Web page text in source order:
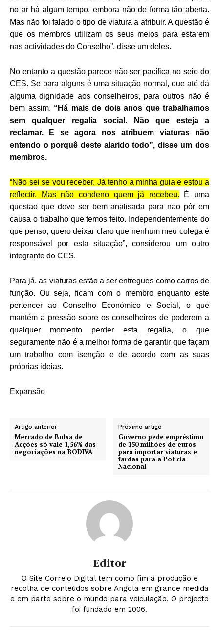
no ar há algum tempo, embora não de forma tão aberta.
Mas não foi falado o tipo de viatura a atribuir. A questão é
que os membros utilizam os seus meios para estarem
nas actividades do Conselho”, disse um deles.
No entanto a questão parece não ser pacífica no seio do
CES. Se para alguns é uma situação normal, que até dá
alguma dignidade aos conselheiros, para outros não é
bem assim. “Há mais de dois anos que trabalhamos
sem qualquer regalia social. Não que esteja a
reclamar. E se agora nos atribuem viaturas não
entendo o porquê deste alarido todo”, disse um dos
membros.
“Não sei se vou receber. Já tenho a minha guia e estou a
reflectir. Mas não condeno quem já recebeu. É uma
questão que deve ser bem analisada para não pôr em
causa o trabalho que temos feito. Independentemente do
que penso, quero deixar claro que nenhum meu colega é
responsável por esta situação”, considerou um outro
integrante do CES.
Para já, as viaturas estão a ser entregues como carros de
função. Ou seja, ficam com o membro enquanto este
pertencer ao Conselho Económico e Social, o que
mantém a pressão sobre os conselheiros de poderem a
qualquer momento perder esta regalia, o que
seguramente não é a melhor forma de garantir que façam
um trabalho com isenção e de acordo com as suas
próprias ideias.
Expansão
Artigo anterior
Mercado de Bolsa de
Acções só vale 1,56% das
negociações na BODIVA
Próximo artigo
Governo pede empréstimo
de 150 milhões de euros
para importar viaturas e
fardas para a Polícia
Nacional
Editor
O Site Correio Digital tem como fim a produção e
recolha de conteúdos sobre Angola em grande medida
e em parte sobre o mundo para veiculação. O projecto
foi fundado em 2006.